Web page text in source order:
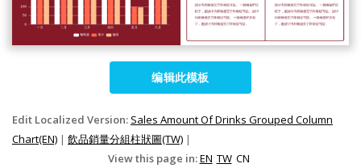
编辑此模板
Edit Localized Version: Sales Amount Of Drinks Grouped Column
Chart(EN) | 飲品銷量分組柱狀圖(TW) |
View this page in:EN TW CN